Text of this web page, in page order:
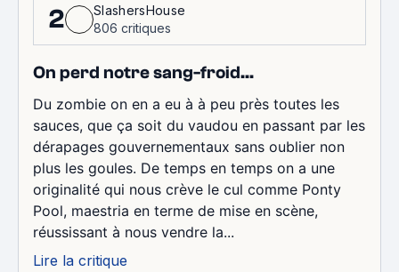
2
SlashersHouse
806 critiques
On perd notre sang-froid...
Du zombie on en a eu à à peu près toutes les
sauces, que ça soit du vaudou en passant par les
dérapages gouvernementaux sans oublier non
plus les goules. De temps en temps on a une
originalité qui nous crève le cul comme Ponty
Pool, maestria en terme de mise en scène,
réussissant à nous vendre la...
Lire la critique